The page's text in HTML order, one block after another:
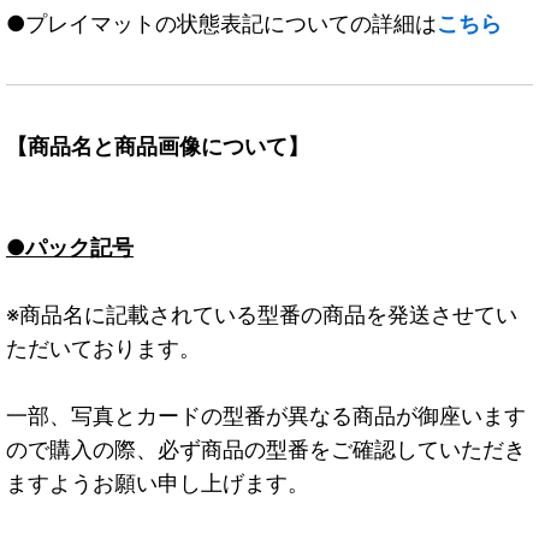
●プレイマットの状態表記についての詳細はこちら
【商品名と商品画像について】
●パック記号
※商品名に記載されている型番の商品を発送させてい
ただいております。
一部、写真とカードの型番が異なる商品が御座います
ので購入の際、必ず商品の型番をご確認していただき
ますようお願い申し上げます。